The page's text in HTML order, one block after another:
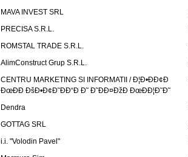
MAVA INVEST SRL
PRECISA S.R.L.
ROMSTAL TRADE S.R.L.
AlimConstruct Grup S.R.L.
CENTRU MARKETING SI INFORMATII / Ð¦Ð•ÐÐ¢Ð
ÐœÐÐ ÐšÐ•Ð¢Ð˜ÐÐ“Ð Ð˜ Ð˜ÐÐ¤ÐžÐ ÐœÐÐ¦Ð˜Ð˜
Dendra
GOTTAG SRL
i.i. "Volodin Pavel"